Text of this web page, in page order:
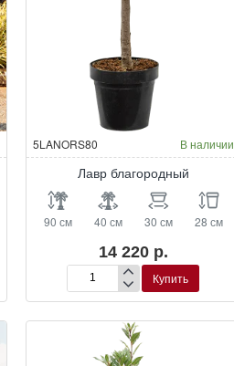
5LANORS80 В наличии
Лавр благородный
90 см 40 см 30 см 28 см
14 220 р.
Лавр
благородный
Купить